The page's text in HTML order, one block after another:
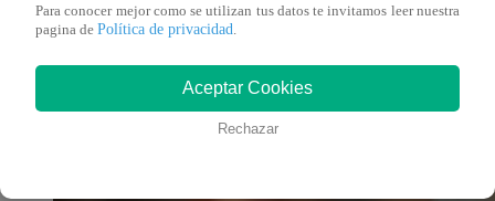
Para conocer mejor como se utilizan tus datos te invitamos leer nuestra
pagina de Política de privacidad
Aceptar Cookies
Rechazar